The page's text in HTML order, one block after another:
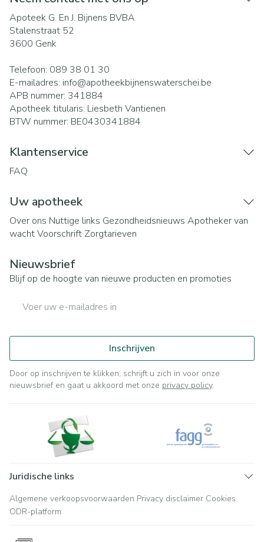
Apoteek G. En J. Bijnens BVBA
Stalenstraat 52
3600 Genk
Telefoon: 089 38 01 30
E-mailadres: info@apotheekbijnenswaterschei.be
APB nummer: 341884
Apotheek titularis: Liesbeth Vantienen
BTW nummer: BE0430341884
Klantenservice
FAQ
Uw apotheek
Over ons Nuttige links Gezondheidsnieuws Apotheker van
wachtVoorschrift Zorgtarieven
Nieuwsbrief
Blijf op de hoogte van nieuwe producten en promoties
Inschrijven
Door op inschrijven te klikken, schrijft u zich in voor onze
nieuwsbrief en gaat u akkoord met onze privacy policy.
Juridische links
Algemene verkoopsvoorwaarden Privacy disclaimer Cookies
ODR-platform